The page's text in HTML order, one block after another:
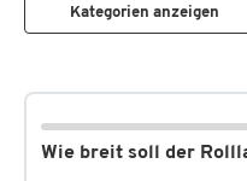
Kategorien anzeigen
Wie breit soll der